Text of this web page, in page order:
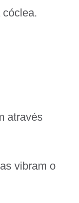
através
vibram o